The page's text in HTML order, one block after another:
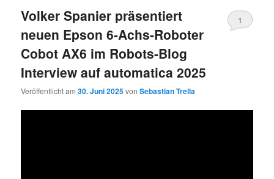
Volker Spanier präsentiert
neuen Epson 6-Achs-Roboter
Cobot AX6 im Robots-Blog
Interview auf automatica 2025
Veröffentlicht am30. Juni 2025vonSebastian Trella
1